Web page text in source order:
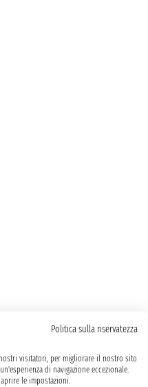
Politica sulla riservatezza
visitatori, per migliorare il nostro sito
di navigazione eccezionale.
le impostazioni.